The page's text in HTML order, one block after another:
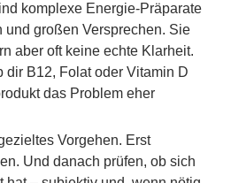
komplexe Energie-Präparate
und großen Versprechen. Sie
aber oft keine echte Klarheit.
dir B12, Folat oder Vitamin D
das Problem eher
Vorgehen. Erst
Und danach prüfen, ob sich